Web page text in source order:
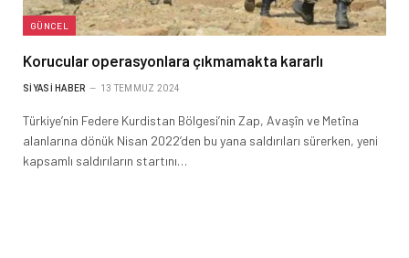
GÜNCEL
Korucular operasyonlara çıkmamakta kararlı
SIYASI HABER 13 TEMMUZ 2024
Türkiye’nin Federe Kurdistan Bölgesi’nin Zap, Avaşîn ve Metîna
alanlarına dönük Nisan 2022’den bu yana saldırıları sürerken, yeni
kapsamlı saldırıların startını…